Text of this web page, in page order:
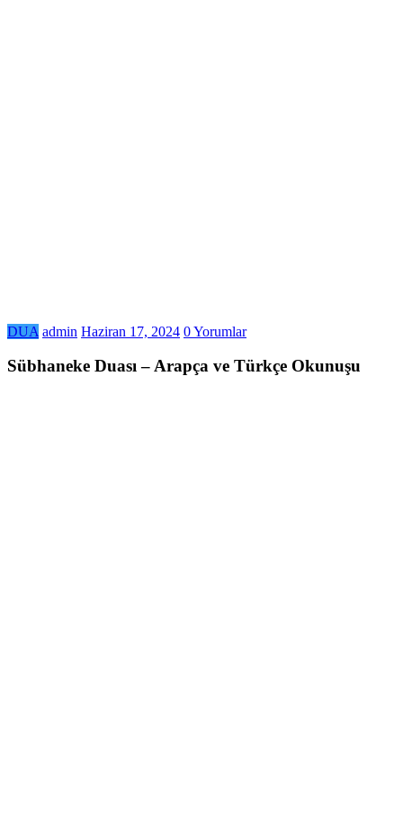
DUA admin Haziran 17, 2024 0 Yorumlar
Sübhaneke Duası – Arapça ve Türkçe Okunuşu